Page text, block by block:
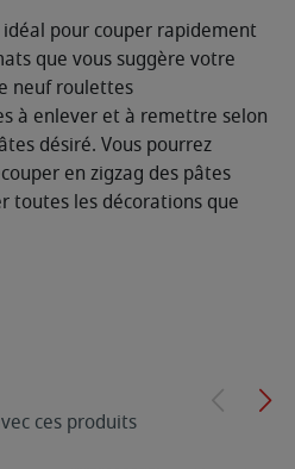
idéal pour couper rapidement
que vous suggère votre
neuf roulettes
à enlever et à remettre selon
désiré. Vous pourrez
en zigzag des pâtes
toutes les décorations que
ces produits